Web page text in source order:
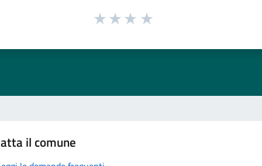
il comune